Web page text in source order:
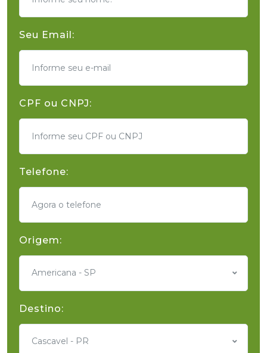
Seu Email:
CPF ou CNPJ:
Telefone:
Origem:
Americana - SP
Destino:
Cascavel - PR